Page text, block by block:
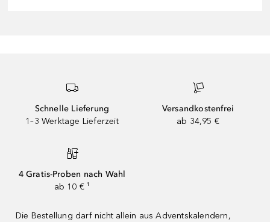
Schnelle Lieferung
1–3 Werktage Lieferzeit
Versandkostenfrei
ab 34,95 €
4 Gratis-Proben nach Wahl
ab 10 € ¹
Die Bestellung darf nicht allein aus Adventskalendern,